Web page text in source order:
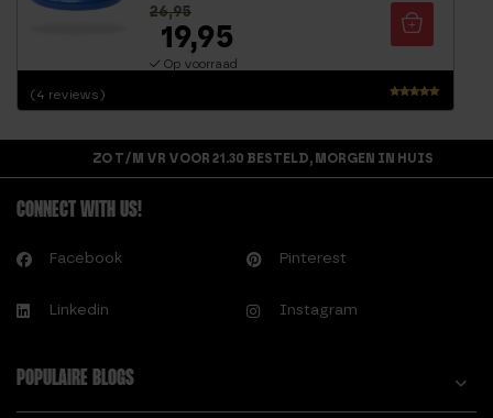
Waardering
uit 5
(4 reviews)
26,95
19,95
Op voorraad
ZO T/M VR VOOR 21.30 BESTELD, MORGEN IN HUIS
CONNECT WITH US!
Facebook Pinterest
Linkedin Instagram
POPULAIRE BLOGS